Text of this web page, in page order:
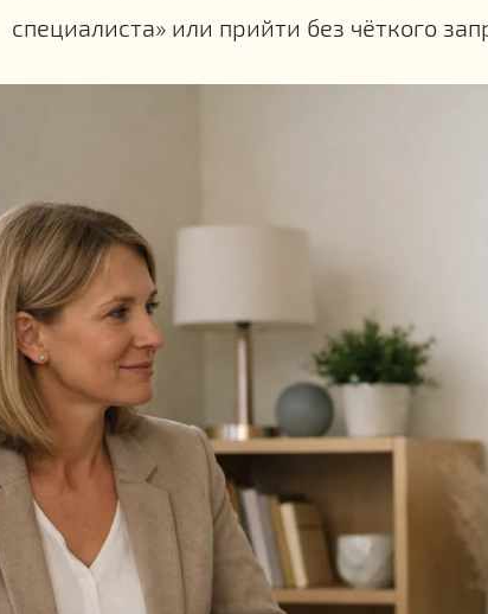
специалиста» или прийти без чёткого